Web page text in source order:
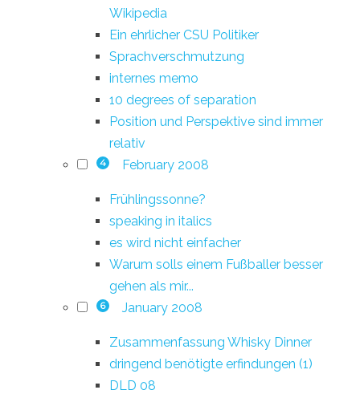
Wikipedia
Ein ehrlicher CSU Politiker
Sprachverschmutzung
internes memo
10 degrees of separation
Position und Perspektive sind immer
relativ
4 February 2008
Frühlingssonne?
speaking in italics
es wird nicht einfacher
Warum solls einem Fußballer besser
gehen als mir...
6 January 2008
Zusammenfassung Whisky Dinner
dringend benötigte erfindungen (1)
DLD 08